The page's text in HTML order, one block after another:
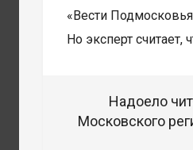
«Вести
Но эксперт считает,
Надоело
Московского